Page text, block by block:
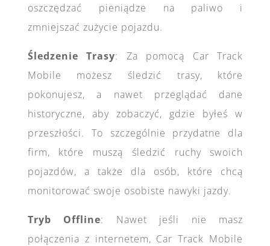
oszczędzać pieniądze na paliwo i
zmniejszać zużycie pojazdu.
Śledzenie Trasy: Za pomocą Car Track
Mobile możesz śledzić trasy, które
pokonujesz, a nawet przeglądać dane
historyczne, aby zobaczyć, gdzie byłeś w
przeszłości. To szczególnie przydatne dla
firm, które muszą śledzić ruchy swoich
pojazdów, a także dla osób, które chcą
monitorować swoje osobiste nawyki jazdy.
Tryb Offline: Nawet jeśli nie masz
połączenia z internetem, Car Track Mobile